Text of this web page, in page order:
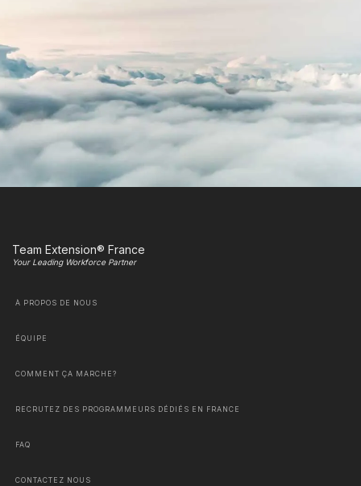
Team Extension® France
Your Leading Workforce Partner
À PROPOS DE NOUS
ÉQUIPE
COMMENT ÇA MARCHE?
RECRUTEZ DES PROGRAMMEURS DÉDIÉS EN FRANCE
FAQ
CONTACTEZ NOUS